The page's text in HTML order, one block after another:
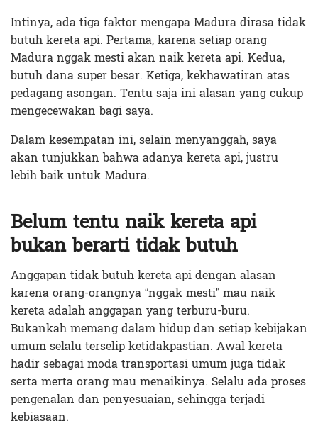
Intinya, ada tiga faktor mengapa Madura dirasa tidak
butuh kereta api. Pertama, karena setiap orang
Madura nggak mesti akan naik kereta api. Kedua,
butuh dana super besar. Ketiga, kekhawatiran atas
pedagang asongan. Tentu saja ini alasan yang cukup
mengecewakan bagi saya.
Dalam kesempatan ini, selain menyanggah, saya
akan tunjukkan bahwa adanya kereta api, justru
lebih baik untuk Madura.
Belum tentu naik kereta api
bukan berarti tidak butuh
Anggapan tidak butuh kereta api dengan alasan
karena orang-orangnya “nggak mesti” mau naik
kereta adalah anggapan yang terburu-buru.
Bukankah memang dalam hidup dan setiap kebijakan
umum selalu terselip ketidakpastian. Awal kereta
hadir sebagai moda transportasi umum juga tidak
serta merta orang mau menaikinya. Selalu ada proses
pengenalan dan penyesuaian, sehingga terjadi
kebiasaan.